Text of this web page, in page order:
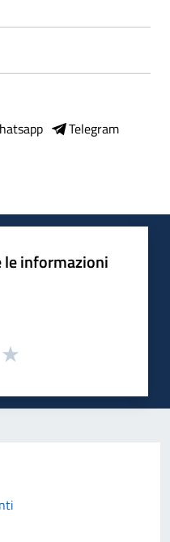
Telegram
le informazioni